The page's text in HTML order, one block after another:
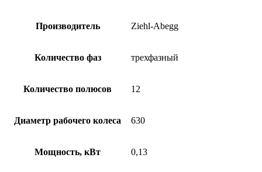
Производитель Ziehl-Abegg
Количество фаз трехфазный
Количество полюсов 12
Диаметр рабочего колеса 630
Мощность, кВт 0,13